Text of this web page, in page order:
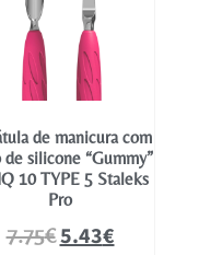
de manicura com
de silicone “Gummy”
10 TYPE 5 Staleks
Pro
7.75€5.43€